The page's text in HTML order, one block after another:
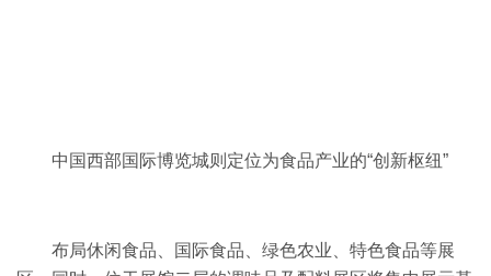
中国西部国际博览城则定位为食品产业的“创新枢纽”
布局休闲食品、国际食品、绿色农业、特色食品等展